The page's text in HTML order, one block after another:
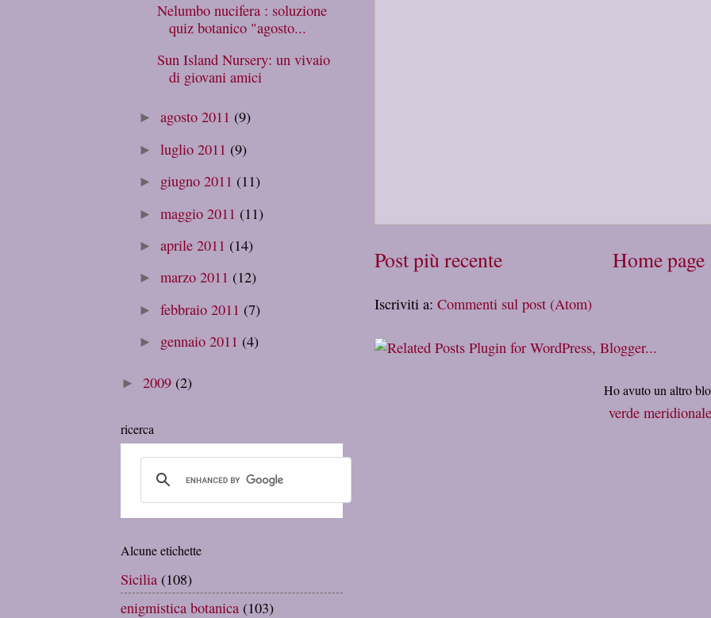
Post più recente Home page
Iscriviti a: Commenti sul post (Atom)
Ho avuto un altro
verde meridionale
Nelumbo nucifera : soluzione
quiz botanico "agosto...
Sun Island Nursery: un vivaio
di giovani amici
►agosto 2011 (9)
►luglio 2011 (9)
► giugno 2011 (11)
►maggio 2011 (11)
►aprile 2011 (14)
►marzo 2011 (12)
►febbraio 2011 (7)
► gennaio 2011 (4)
► 2009 (2)
ricerca
Alcune etichette
Sicilia (108)
enigmistica botanica (103)